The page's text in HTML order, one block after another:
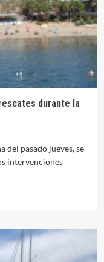
durante la
del pasado jueves, se
intervenciones